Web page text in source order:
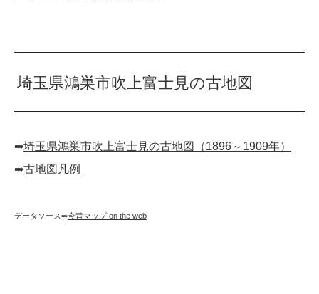
埼玉県鴻巣市吹上富士見の古地図
➡︎埼玉県鴻巣市吹上富士見の古地図（1896～1909年）
➡︎古地図凡例
データソース➡︎今昔マップ on the web